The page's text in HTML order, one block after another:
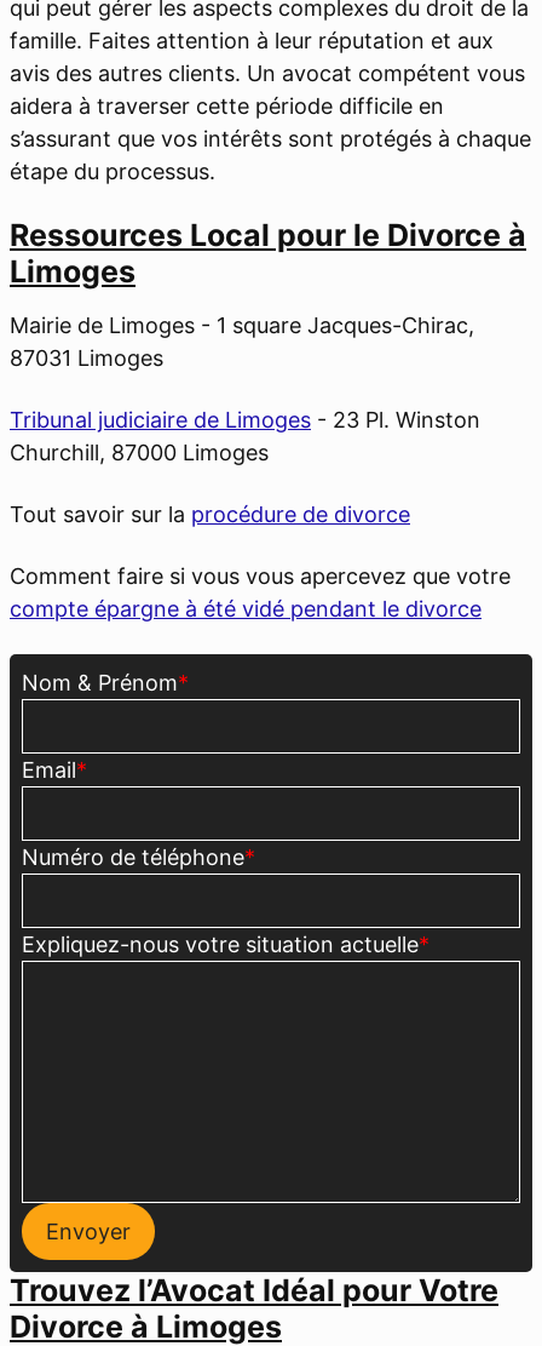
qui peut gérer les aspects complexes du droit de la
famille. Faites attention à leur réputation et aux
avis des autres clients. Un avocat compétent vous
aidera à traverser cette période difficile en
s’assurant que vos intérêts sont protégés à chaque
étape du processus.
Ressources Local pour le Divorce à
Limoges
Mairie de Limoges - 1 square Jacques-Chirac,
87031 Limoges
Tribunal judiciaire de Limoges - 23 Pl. Winston
Churchill, 87000 Limoges
Tout savoir sur la procédure de divorce
Comment faire si vous vous apercevez que votre
compte épargne à été vidé pendant le divorce
Nom & Prénom*
Email*
Numéro de téléphone*
Expliquez-nous votre situation actuelle*
Envoyer
Trouvez l’Avocat Idéal pour Votre
Divorce à Limoges